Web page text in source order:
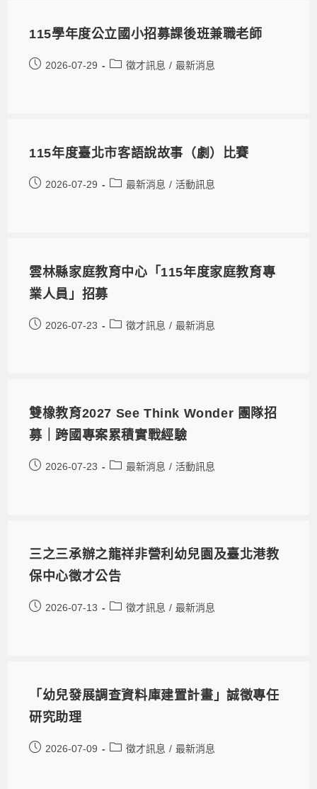
115學年度公立國小招募課後班兼職老師
2026-07-29 徵才訊息 / 最新消息
115年度臺北市客語說故事（劇）比賽
2026-07-29 最新消息 / 活動訊息
雲林縣家庭教育中心「115年度家庭教育專
業人員」招募
2026-07-23 徵才訊息 / 最新消息
雙橡教育2027 See Think Wonder 團隊招
募｜跨國專案累積實戰經驗
2026-07-23 最新消息 / 活動訊息
三之三承辦之龍祥非營利幼兒園及臺北港教
保中心徵才公告
2026-07-13 徵才訊息 / 最新消息
「幼兒發展調查資料庫建置計畫」誠徵專任
研究助理
2026-07-09 徵才訊息 / 最新消息